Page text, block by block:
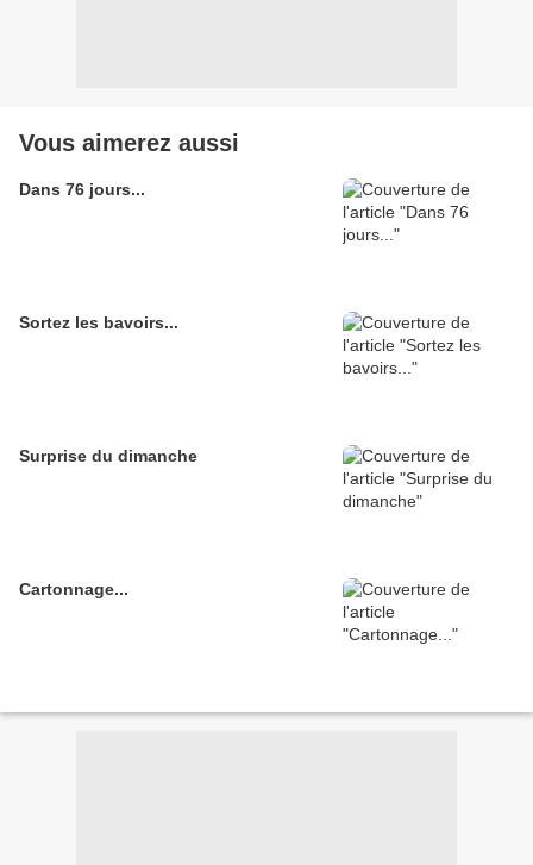
Vous aimerez aussi
Dans 76 jours...
Sortez les bavoirs...
Surprise du dimanche
Cartonnage...